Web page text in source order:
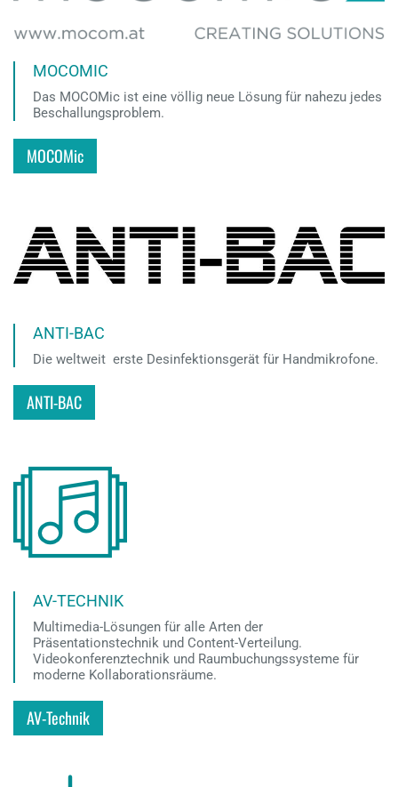
MOCOMIC
Das MOCOMic ist eine völlig neue Lösung für nahezu jedes
Beschallungsproblem.
MOCOMic
ANTI-BAC
Die weltweit erste Desinfektionsgerät für Handmikrofone.
ANTI-BAC
AV-TECHNIK
Multimedia-Lösungen für alle Arten der
Präsentationstechnik und Content-Verteilung.
Videokonferenztechnik und Raumbuchungssysteme für
moderne Kollaborationsräume.
AV-Technik